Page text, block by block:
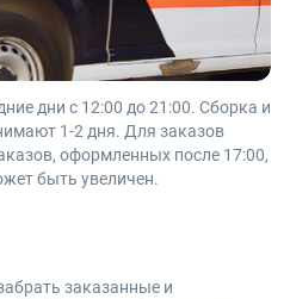
дни с 12:00 до 21:00. Сборка и
1-2 дня. Для заказов
оформленных после 17:00,
быть увеличен.
заказанные и